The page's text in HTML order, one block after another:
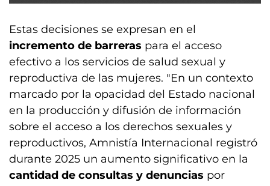
Estas decisiones se expresan en el
incremento de barreras para el acceso
efectivo a los servicios de salud sexual y
reproductiva de las mujeres. "En un contexto
marcado por la opacidad del Estado nacional
en la producción y difusión de información
sobre el acceso a los derechos sexuales y
reproductivos, Amnistía Internacional registró
durante 2025 un aumento significativo en la
cantidad de consultas y denuncias por